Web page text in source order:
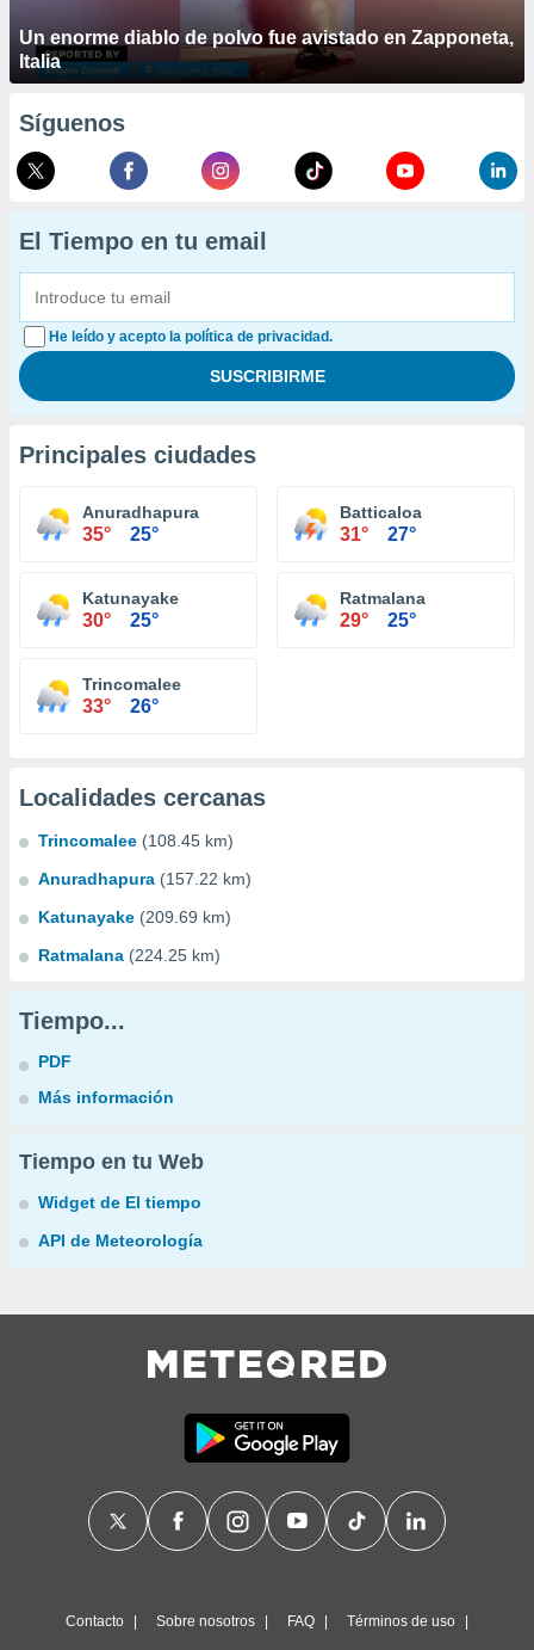
Un enorme diablo de polvo fue avistado en Zapponeta,
Italia
Síguenos
El Tiempo en tu email
He leído y acepto la política de privacidad.
Principales ciudades
Anuradhapura
35° 25°
Batticaloa
31° 27°
Katunayake
30° 25°
Ratmalana
29° 25°
Trincomalee
33° 26°
Localidades cercanas
Trincomalee (108.45 km)
Anuradhapura (157.22 km)
Katunayake (209.69 km)
Ratmalana (224.25 km)
Tiempo...
PDF
Más información
Tiempo en tu Web
Widget de El tiempo
API de Meteorología
Contacto Sobre nosotros FAQ Términos de uso